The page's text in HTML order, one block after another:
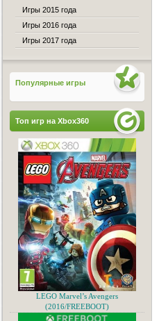
Игры 2015 года
Игры 2016 года
Игры 2017 года
Популярные игры
Топ игр на Xbox360
LEGO Marvel’s Avengers
(2016/FREEBOOT)